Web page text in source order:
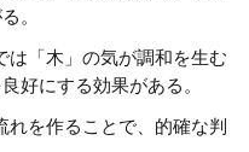
。
は「木」の気が調和を生む
好にする効果がある。
れを作ることで、的確な判